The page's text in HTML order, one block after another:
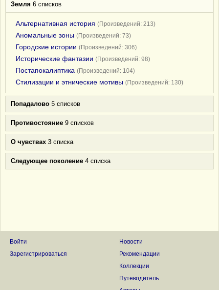
Земля 6 списков
Альтернативная история (Произведений: 213)
Аномальные зоны (Произведений: 73)
Городские истории (Произведений: 306)
Исторические фантазии (Произведений: 98)
Постапокалиптика (Произведений: 104)
Стилизации и этнические мотивы (Произведений: 130)
Попадалово 5 списков
Противостояние 9 списков
О чувствах 3 списка
Следующее поколение 4 списка
Войти
Зарегистрироваться
Новости
Рекомендации
Коллекции
Путеводитель